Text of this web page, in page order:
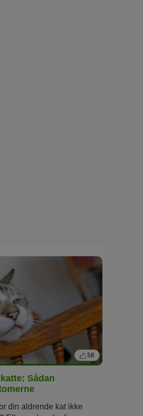
58
Sådan
din aldrende kat ikke